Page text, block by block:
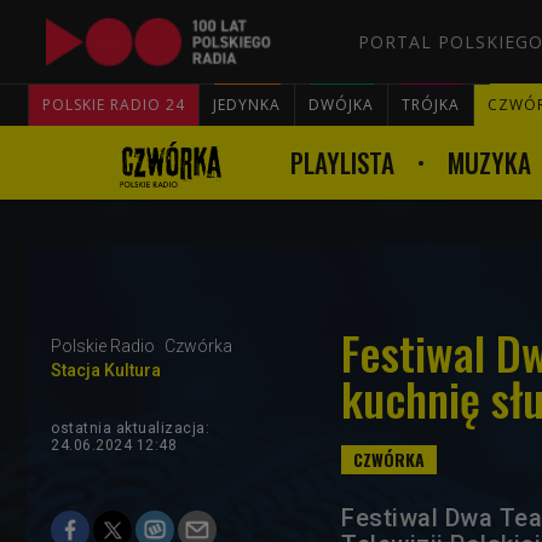
PORTAL
POLSKIE RADIO 24 JEDYNKA DWÓJKA TRÓJKA
PLAYLISTA MUZYKA
Polskie Radio
Czwórka
Stacja Kultura
Festiwal
kuchnię
ostatnia aktualizacja:
24.06.2024 12:48
Festiwal Dwa